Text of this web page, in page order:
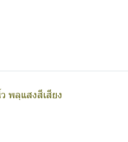
พลุแสงสีเสียง